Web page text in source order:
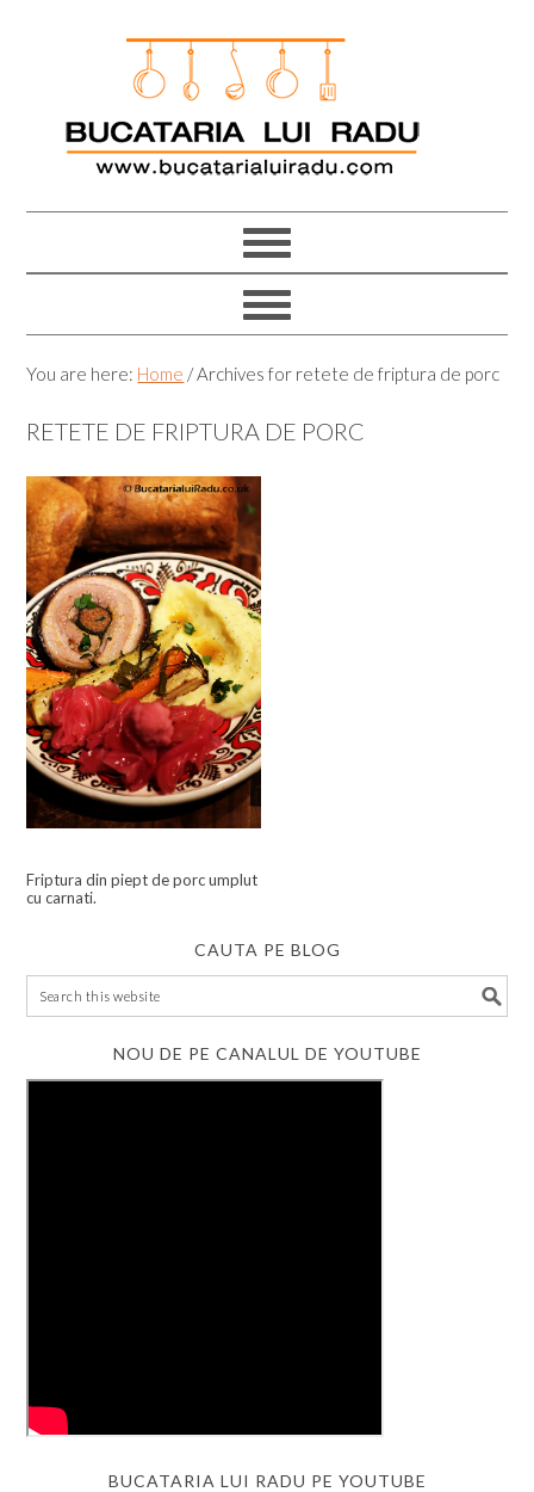
You are here: Home /Archives for retete de friptura de porc
RETETE DE FRIPTURA DE PORC
Friptura din piept de porc umplut
cu carnati.
CAUTA PE BLOG
NOU DE PE CANALUL DE YOUTUBE
BUCATARIA LUI RADU PE YOUTUBE